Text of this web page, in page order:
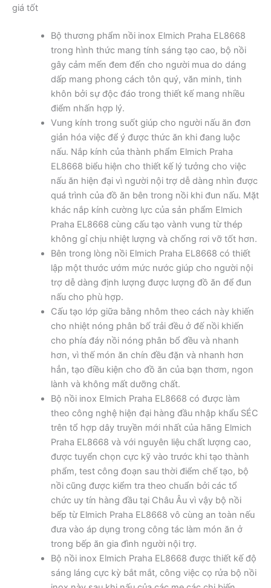
giá tốt
Bộ thương phẩm nồi inox Elmich Praha EL8668
trong hình thức mang tính sáng tạo cao, bộ nồi
gây cảm mến đem đến cho người mua do dáng
dấp mang phong cách tôn quý, văn minh, tinh
khôn bởi sự độc đáo trong thiết kế mang nhiều
điểm nhấn hợp lý.
Vung kính trong suốt giúp cho người nấu ăn đơn
giản hóa việc để ý được thức ăn khi đang luộc
nấu. Nắp kính của thành phẩm Elmich Praha
EL8668 biểu hiện cho thiết kế lý tưởng cho việc
nấu ăn hiện đại vì người nội trợ dễ dàng nhìn được
quá trình của đồ ăn bên trong nồi khi đun nấu. Mặt
khác nắp kính cường lực của sản phẩm Elmich
Praha EL8668 cùng cấu tạo vành vung từ thép
không gỉ chịu nhiệt lượng và chống rơi vỡ tốt hơn.
Bên trong lòng nồi Elmich Praha EL8668 có thiết
lập một thước ướm mức nước giúp cho người nội
trợ dễ dàng định lượng được lượng đồ ăn để đun
nấu cho phù hợp.
Cấu tạo lớp giữa bằng nhôm theo cách này khiến
cho nhiệt nóng phân bố trải đều ở đế nồi khiến
cho phía đáy nồi nóng phân bổ đều và nhanh
hơn, vì thế món ăn chín đều đặn và nhanh hơn
hẳn, tạo điều kiện cho đồ ăn của bạn thơm, ngon
lành và không mất dưỡng chất.
Bộ nồi inox Elmich Praha EL8668 có được làm
theo công nghệ hiện đại hàng đầu nhập khẩu SÉC
trên tổ hợp dây truyền mới nhất của hãng Elmich
Praha EL8668 và với nguyên liệu chất lượng cao,
được tuyển chọn cực kỹ vào trước khi tạo thành
phẩm, test công đoạn sau thời điểm chế tạo, bộ
nồi cũng được kiểm tra theo chuẩn bởi các tổ
chức uy tín hàng đầu tại Châu Âu vì vậy bộ nồi
bếp từ Elmich Praha EL8668 vô cùng an toàn nếu
đưa vào áp dụng trong công tác làm món ăn ở
trong bếp ăn gia đình người nội trợ.
Bộ nồi inox Elmich Praha EL8668 được thiết kế độ
sáng láng cực kỳ bắt mắt, công việc cọ rửa bộ nồi